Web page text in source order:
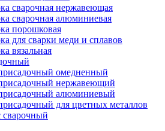
сварочная нержавеющая
сварочная алюминиевая
порошковая
для сварки меди и сплавов
вязальная
омедненный
нержавеющий
алюминиевый
для цветных металлов